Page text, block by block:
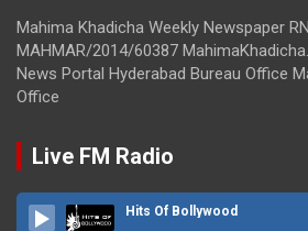
Mahima Khadicha Weekly Newspaper
MAHMAR/2014/60387
News Portal Hyderabad Bureau Office
Office
Live FM Radio
Hits Of Bollywood